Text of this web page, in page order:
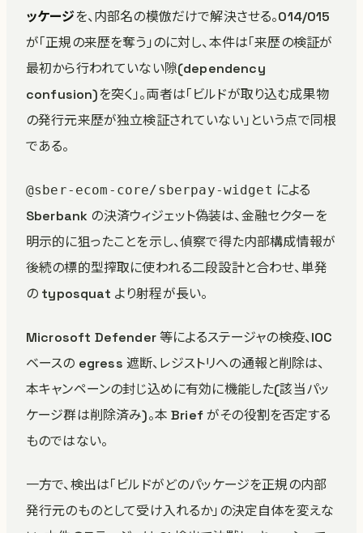
ッケージを、内部名の模倣だけで解決させる。014/015
が「正規の来歴を奪う」のに対し、本件は「来歴の検証が
最初から行われていない隙(dependency
confusion)を突く」。両者は「ビルドが取り込む成果物
の発行元来歴が独立検証されていない」という点で同根
である。
@sber-ecom-core/sberpay-widget による
Sberbank の決済ウィジェット偽装は、金融セクターを
明示的に狙ったことを示し、偵察で得た内部構成情報が
後続の標的型搾取に使われる二段設計と合わせ、単発
の typosquat より射程が長い。
Microsoft Defender 等によるステージャの検疫、IOC
ベースの egress 遮断、レジストリへの通報と削除は、
本キャンペーンの封じ込めに有効に機能した(該当パッ
ケージ群は削除済み)。本 Brief がその役割を否定する
ものではない。
一方で、検出は「ビルドがどのパッケージを正規の内部
発行元のものとして受け入れるか」の決定自体を変えな